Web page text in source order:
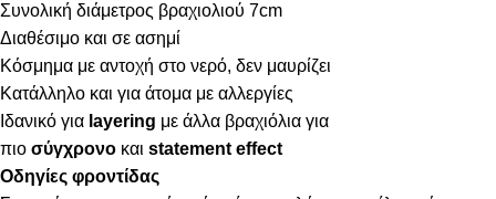
Συνολική διάμετρος βραχιολιού 7cm
Διαθέσιμο και σε ασημί
Κόσμημα με αντοχή στο νερό, δεν μαυρίζει
Κατάλληλο και για άτομα με αλλεργίες
Ιδανικό για layering με άλλα βραχιόλια για
πιο σύγχρονο και statement effect
Οδηγίες φροντίδας